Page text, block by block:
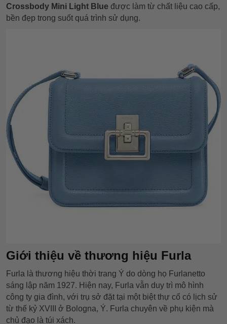
Crossbody Mini Light Blue được làm từ chất liệu cao cấp,
bền đẹp trong suốt quá trình sử dụng.
Giới thiệu về thương hiệu Furla
Furla là thương hiệu thời trang Ý do dòng họ Furlanetto
sáng lập năm 1927. Hiện nay, Furla vẫn duy trì mô hình
công ty gia đình, với trụ sở đặt tại một biệt thự cổ có lịch sử
từ thế kỷ XVIII ở Bologna, Ý. Furla chuyên về phụ kiện mà
chủ đạo là túi xách.